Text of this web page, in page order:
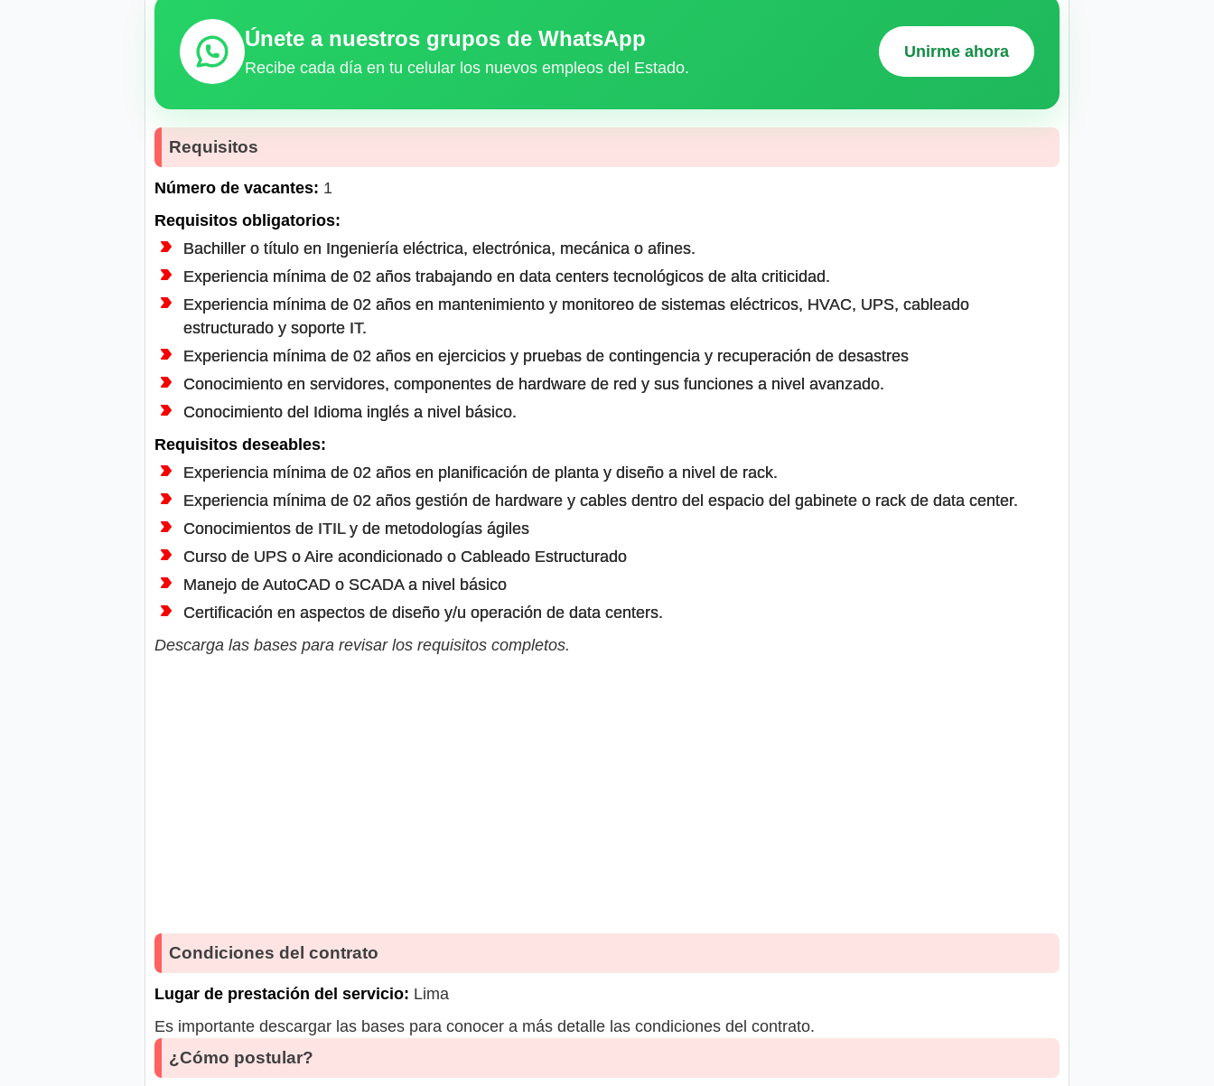
Únete a nuestros grupos de WhatsApp
Recibe cada día en tu celular los nuevos empleos del Estado.
Unirme ahora
Requisitos
Número de vacantes: 1
Requisitos obligatorios:
Bachiller o título en Ingeniería eléctrica, electrónica, mecánica o afines.
Experiencia mínima de 02 años trabajando en data centers tecnológicos de alta criticidad.
Experiencia mínima de 02 años en mantenimiento y monitoreo de sistemas eléctricos, HVAC, UPS, cableado
estructurado y soporte IT.
Experiencia mínima de 02 años en ejercicios y pruebas de contingencia y recuperación de desastres
Conocimiento en servidores, componentes de hardware de red y sus funciones a nivel avanzado.
Conocimiento del Idioma inglés a nivel básico.
Requisitos deseables:
Experiencia mínima de 02 años en planificación de planta y diseño a nivel de rack.
Experiencia mínima de 02 años gestión de hardware y cables dentro del espacio del gabinete o rack de data center.
Conocimientos de ITIL y de metodologías ágiles
Curso de UPS o Aire acondicionado o Cableado Estructurado
Manejo de AutoCAD o SCADA a nivel básico
Certificación en aspectos de diseño y/u operación de data centers.
Descarga las bases para revisar los requisitos completos.
Condiciones del contrato
Lugar de prestación del servicio: Lima
Es importante descargar las bases para conocer a más detalle las condiciones del contrato.
¿Cómo postular?